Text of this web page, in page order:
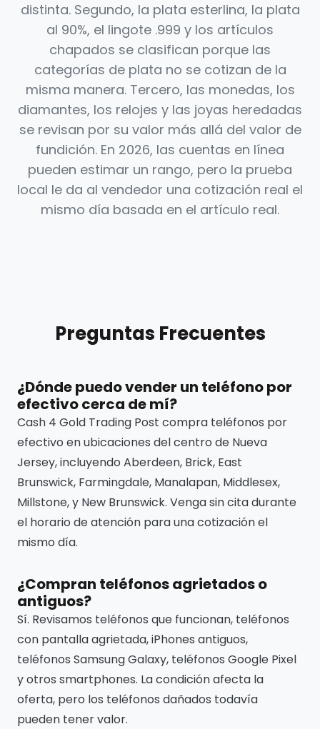
distinta. Segundo, la plata esterlina, la plata
al 90%, el lingote .999 y los artículos
chapados se clasifican porque las
categorías de plata no se cotizan de la
misma manera. Tercero, las monedas, los
diamantes, los relojes y las joyas heredadas
se revisan por su valor más allá del valor de
fundición. En 2026, las cuentas en línea
pueden estimar un rango, pero la prueba
local le da al vendedor una cotización real el
mismo día basada en el artículo real.
Preguntas Frecuentes
¿Dónde puedo vender un teléfono por
efectivo cerca de mí?
Cash 4 Gold Trading Post compra teléfonos por
efectivo en ubicaciones del centro de Nueva
Jersey, incluyendo Aberdeen, Brick, East
Brunswick, Farmingdale, Manalapan, Middlesex,
Millstone, y New Brunswick. Venga sin cita durante
el horario de atención para una cotización el
mismo día.
¿Compran teléfonos agrietados o
antiguos?
Sí. Revisamos teléfonos que funcionan, teléfonos
con pantalla agrietada, iPhones antiguos,
teléfonos Samsung Galaxy, teléfonos Google Pixel
y otros smartphones. La condición afecta la
oferta, pero los teléfonos dañados todavía
pueden tener valor.